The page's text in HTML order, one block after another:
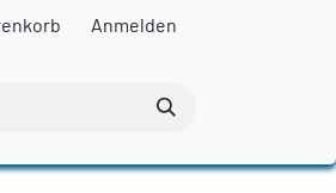
Anmelden